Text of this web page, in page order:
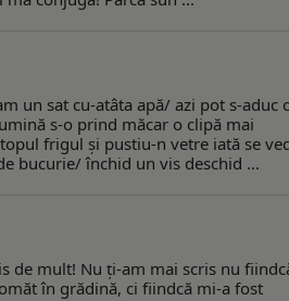
un sat cu-atâta apă/ azi pot s-aduc
s-o prind măcar o clipă mai
frigul şi pustiu-n vetre iată se
bucurie/ închid un vis deschid ...
de mult! Nu ţi-am mai scris nu
în grădină, ci fiindcă mi-a fost